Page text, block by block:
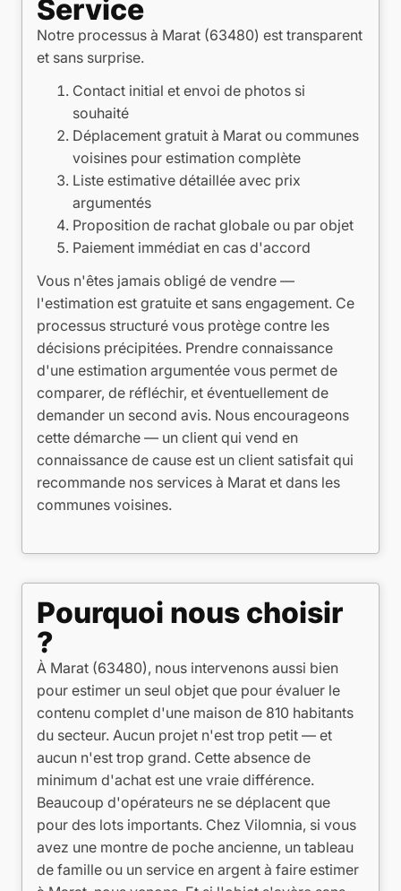
Service
Notre processus à Marat (63480) est transparent
et sans surprise.
Contact initial et envoi de photos si
souhaité
Déplacement gratuit à Marat ou communes
voisines pour estimation complète
Liste estimative détaillée avec prix
argumentés
Proposition de rachat globale ou par objet
Paiement immédiat en cas d'accord
Vous n'êtes jamais obligé de vendre —
l'estimation est gratuite et sans engagement. Ce
processus structuré vous protège contre les
décisions précipitées. Prendre connaissance
d'une estimation argumentée vous permet de
comparer, de réfléchir, et éventuellement de
demander un second avis. Nous encourageons
cette démarche — un client qui vend en
connaissance de cause est un client satisfait qui
recommande nos services à Marat et dans les
communes voisines.
Pourquoi nous choisir
?
À Marat (63480), nous intervenons aussi bien
pour estimer un seul objet que pour évaluer le
contenu complet d'une maison de 810 habitants
du secteur. Aucun projet n'est trop petit — et
aucun n'est trop grand. Cette absence de
minimum d'achat est une vraie différence.
Beaucoup d'opérateurs ne se déplacent que
pour des lots importants. Chez Vilomnia, si vous
avez une montre de poche ancienne, un tableau
de famille ou un service en argent à faire estimer